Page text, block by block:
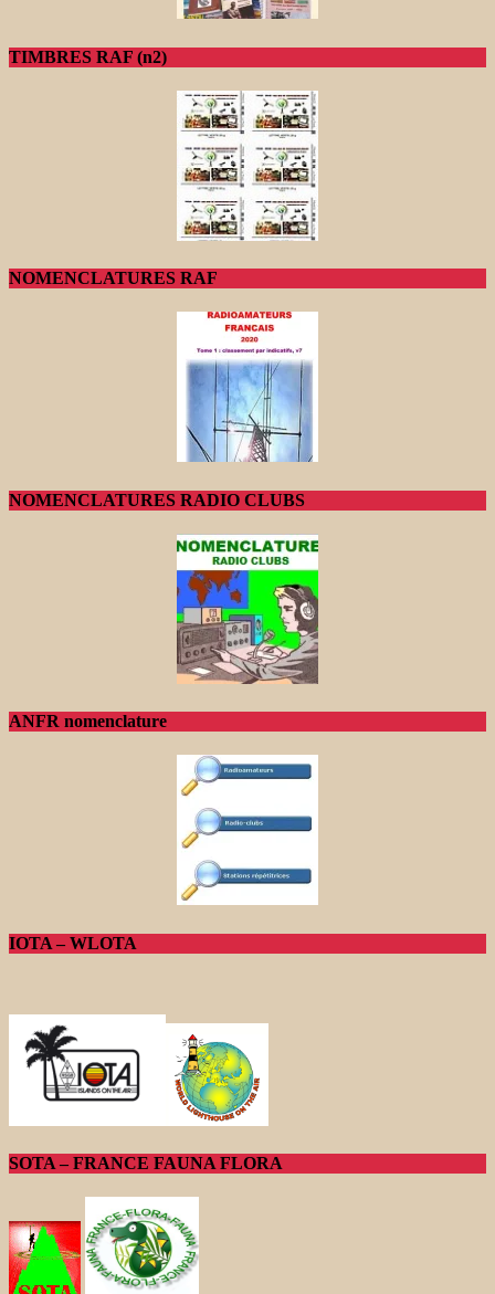
TIMBRES RAF (n2)
NOMENCLATURES RAF
NOMENCLATURES RADIO CLUBS
ANFR nomenclature
IOTA – WLOTA
SOTA – FRANCE FAUNA FLORA